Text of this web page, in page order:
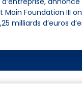
Main Foundation III
milliards d’euros